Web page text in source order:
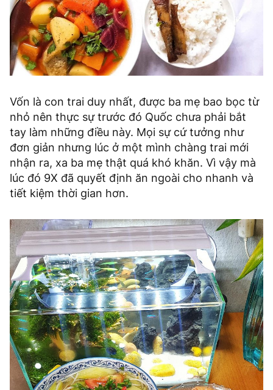
Vốn là con trai duy nhất, được ba mẹ bao bọc từ
nhỏ nên thực sự trước đó Quốc chưa phải bắt
tay làm những điều này. Mọi sự cứ tưởng như
đơn giản nhưng lúc ở một mình chàng trai mới
nhận ra, xa ba mẹ thật quá khó khăn. Vì vậy mà
lúc đó 9X đã quyết định ăn ngoài cho nhanh và
tiết kiệm thời gian hơn.